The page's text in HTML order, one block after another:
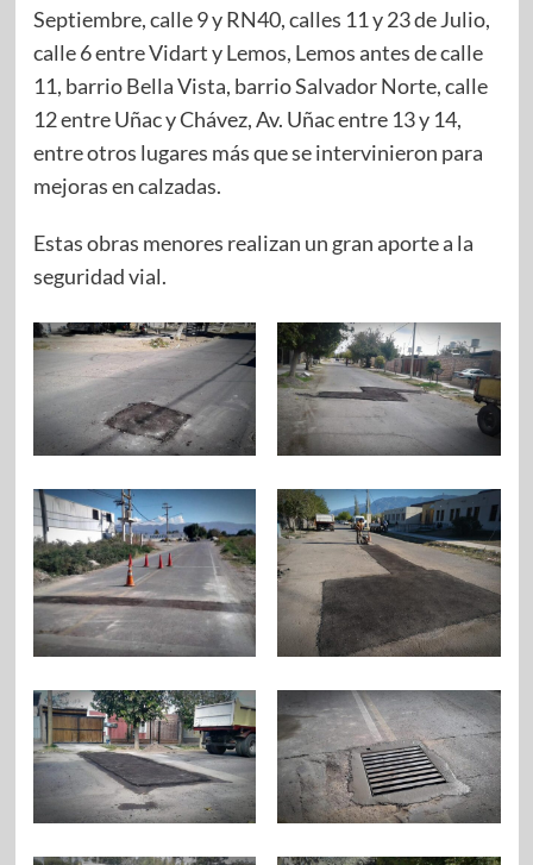
Septiembre, calle 9 y RN40, calles 11 y 23 de Julio,
calle 6 entre Vidart y Lemos, Lemos antes de calle
11, barrio Bella Vista, barrio Salvador Norte, calle
12 entre Uñac y Chávez, Av. Uñac entre 13 y 14,
entre otros lugares más que se intervinieron para
mejoras en calzadas.
Estas obras menores realizan un gran aporte a la
seguridad vial.